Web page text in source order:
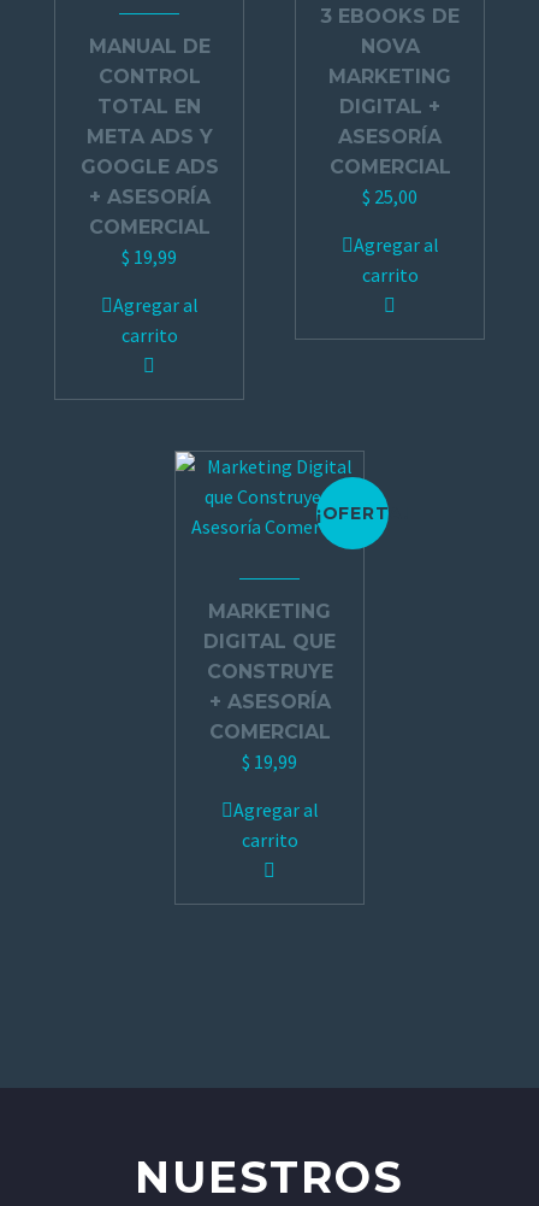
MANUAL DE
CONTROL
TOTAL EN
META ADS Y
GOOGLE ADS
+ ASESORÍA
COMERCIAL
$ 19,99
Agregar al
carrito
3 EBOOKS DE
NOVA
MARKETING
DIGITAL +
ASESORÍA
COMERCIAL
$ 25,00
Agregar al
carrito
¡OFERTA!
MARKETING
DIGITAL QUE
CONSTRUYE
+ ASESORÍA
COMERCIAL
$ 19,99
Agregar al
carrito
NUESTROS